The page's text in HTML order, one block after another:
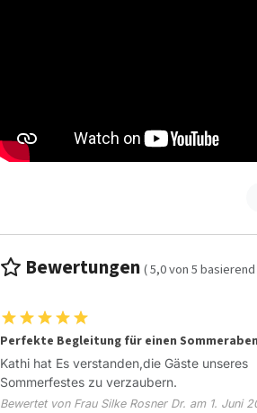
Bewertungen(5,0von5
Perfekte Begleitung für einen
Kathi hat Es verstanden,die Gäste unseres
Sommerfestes zu verzaubern.
Bewertet von Frau Silke Rosner Dr. am 1. Juni